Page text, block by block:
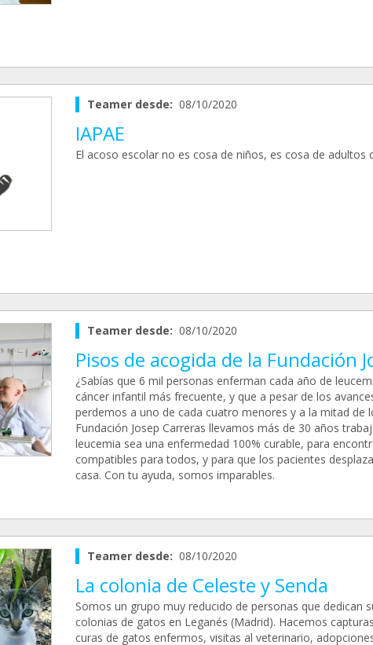
Teamer desde: 08/10/2020
IAPAE
El acoso escolar no es cosa de niños, es cosa de adultos
Teamer desde: 08/10/2020
Pisos de acogida de la Fundación
¿Sabías que 6 mil personas enferman cada año de
cáncer infantil más frecuente, y que a pesar de los
perdemos a uno de cada cuatro menores y a la mitad de
Fundación Josep Carreras llevamos más de 30 años
leucemia sea una enfermedad 100% curable, para
compatibles para todos, y para que los pacientes
casa. Con tu ayuda, somos imparables.
Teamer desde: 08/10/2020
La colonia de Celeste y Senda
Somos un grupo muy reducido de personas que dedican
colonias de gatos en Leganés (Madrid). Hacemos
curas de gatos enfermos, visitas al veterinario,